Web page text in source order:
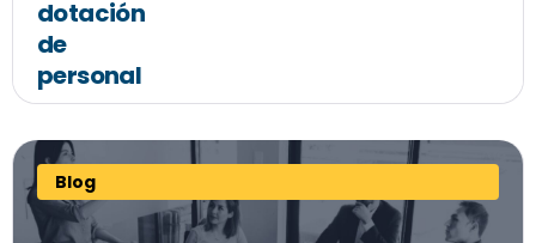
dotación
de
personal
Blog